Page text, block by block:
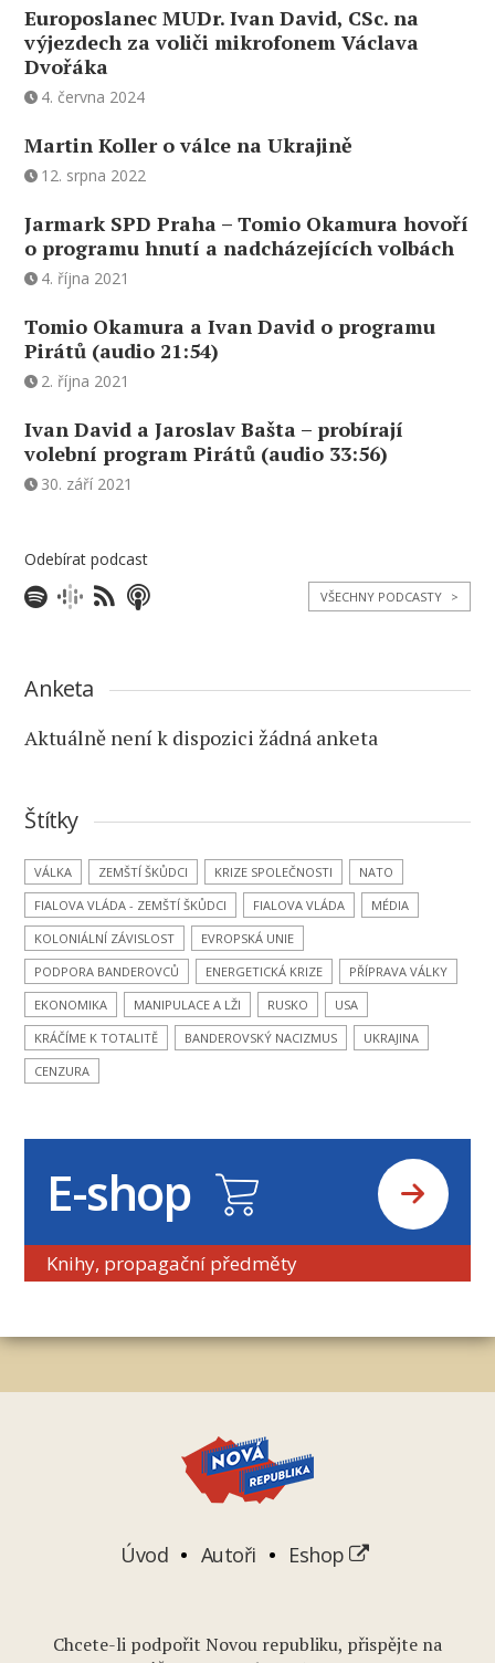
Europoslanec MUDr. Ivan David, CSc. na
výjezdech za voliči mikrofonem Václava
Dvořáka
4. června 2024
Martin Koller o válce na Ukrajině
12. srpna 2022
Jarmark SPD Praha – Tomio Okamura hovoří
o programu hnutí a nadcházejících volbách
4. října 2021
Tomio Okamura a Ivan David o programu
Pirátů (audio 21:54)
2. října 2021
Ivan David a Jaroslav Bašta – probírají
volební program Pirátů (audio 33:56)
30. září 2021
Odebírat podcast
VŠECHNY PODCASTY >
Anketa
Aktuálně není k dispozici žádná anketa
Štítky
VÁLKA ZEMŠTÍ ŠKŮDCI KRIZE SPOLEČNOSTI
NATO
FIALOVA VLÁDA - ZEMŠTÍ ŠKŮDCI
FIALOVA VLÁDA
MÉDIA
KOLONIÁLNÍ ZÁVISLOST
EVROPSKÁ UNIE
PODPORA BANDEROVCŮ
ENERGETICKÁ KRIZE
PŘÍPRAVA VÁLKY
EKONOMIKA
MANIPULACE A LŽI RUSKO
USA
KRÁČÍME K TOTALITĚ
BANDEROVSKÝ NACIZMUS
UKRAJINA
CENZURA
E-shop
Knihy, propagační předměty
Úvod Autoři Eshop
Chcete-li podpořit Novou republiku, přispějte na